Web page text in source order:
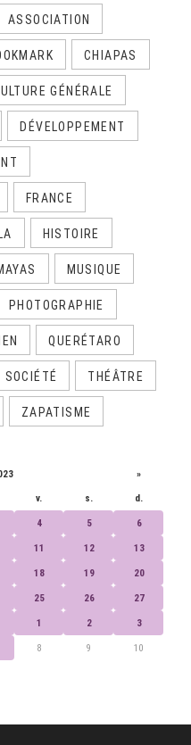
ASSOCIATION
CHIAPAS
GÉNÉRALE
DÉVELOPPEMENT
FRANCE
HISTOIRE
MUSIQUE
PHOTOGRAPHIE
QUERÉTARO
SOCIÉTÉ THÉÂTRE
ZAPATISME
»
v. s. d.
4 5 6
11 12 13
18 19 20
25 26 27
1 2 3
8 9 10